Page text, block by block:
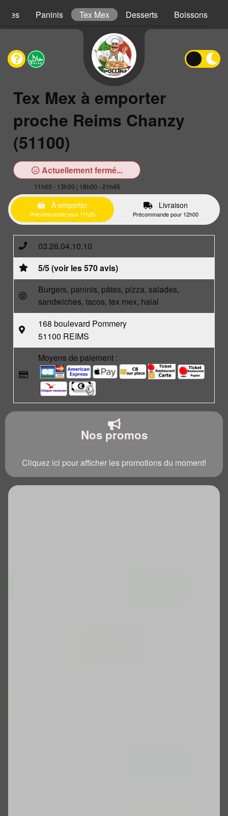
Paninis Tex Mex Desserts Boissons
Tex Mex à emporter
proche Reims Chanzy
(51100)
Actuellement fermé...
11h00 - 13h30 | 18h00 - 21h45
À emporter
Précommande pour 11h20
Livraison
Précommande pour 12h00
03.26.04.10.10
5/5 (voir les 570 avis)
Burgers, paninis, pâtes, pizza, salades,
sandwiches, tacos, tex mex, halal
168 boulevard Pommery
51100 REIMS
Moyens de paiement :
Nos promos
Cliquez ici pour afficher les promotions du moment!